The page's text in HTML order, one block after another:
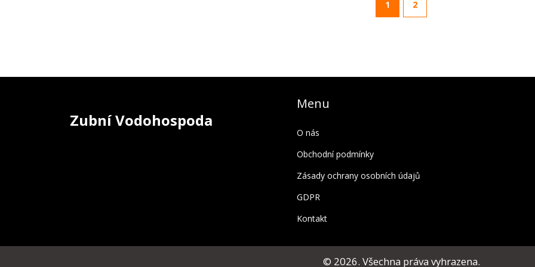
1 2
Zubní Vodohospoda
Menu
O nás
Obchodní podmínky
Zásady ochrany osobních údajů
GDPR
Kontakt
© 2026. Všechna práva vyhrazena.